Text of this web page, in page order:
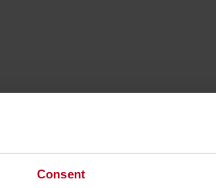
Consent
die Lithium-Ionen-Technik den
minimieren, sondern auch, die